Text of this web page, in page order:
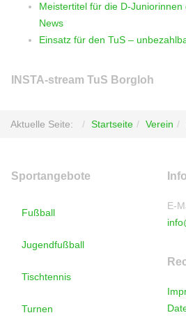
Meistertitel für die D-Juniorinnen
News
Einsatz für den TuS –
INSTA-stream TuS Borgloh
Aktuelle Seite: Startseite Verein
Sportangebote
Fußball
Jugendfußball
Tischtennis
Turnen
E-